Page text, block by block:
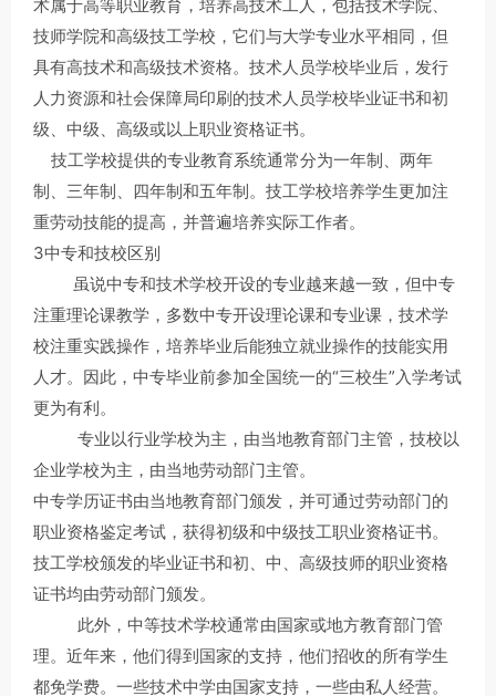
术属于高等职业教育，培养高技术工人，包括技术学院、
技师学院和高级技工学校，它们与大学专业水平相同，但
具有高技术和高级技术资格。技术人员学校毕业后，发行
人力资源和社会保障局印刷的技术人员学校毕业证书和初
级、中级、高级或以上职业资格证书。
技工学校提供的专业教育系统通常分为一年制、两年
制、三年制、四年制和五年制。技工学校培养学生更加注
重劳动技能的提高，并普遍培养实际工作者。
3中专和技校区别
虽说中专和技术学校开设的专业越来越一致，但中专
注重理论课教学，多数中专开设理论课和专业课，技术学
校注重实践操作，培养毕业后能独立就业操作的技能实用
人才。因此，中专毕业前参加全国统一的“三校生”入学考试
更为有利。
专业以行业学校为主，由当地教育部门主管，技校以
企业学校为主，由当地劳动部门主管。
中专学历证书由当地教育部门颁发，并可通过劳动部门的
职业资格鉴定考试，获得初级和中级技工职业资格证书。
技工学校颁发的毕业证书和初、中、高级技师的职业资格
证书均由劳动部门颁发。
此外，中等技术学校通常由国家或地方教育部门管
理。近年来，他们得到国家的支持，他们招收的所有学生
都免学费。一些技术中学由国家支持，一些由私人经营。